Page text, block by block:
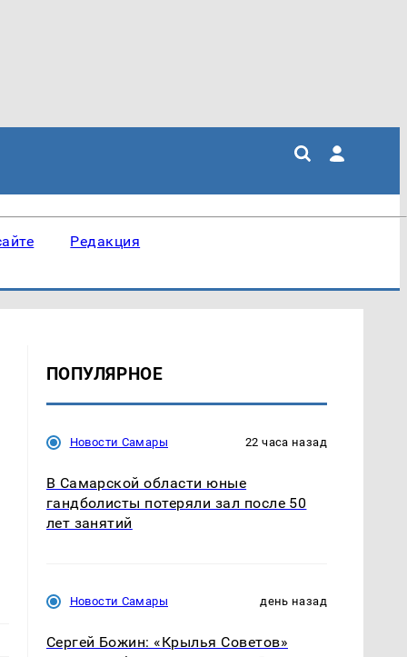
Редакция
ПОПУЛЯРНОЕ
Новости Самары 22 часа назад
В Самарской области юные
гандболисты потеряли зал после 50
лет занятий
Новости Самары день назад
Сергей Божин: «Крылья Советов»